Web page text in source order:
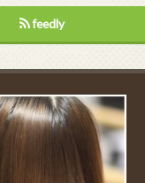
feedly